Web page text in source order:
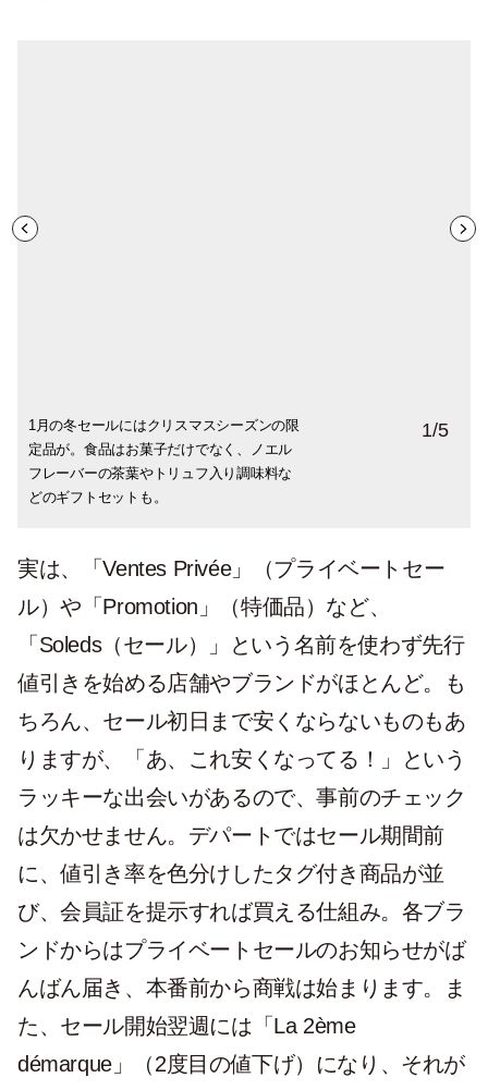
1月の冬セールにはクリスマスシーズンの限
定品が。食品はお菓子だけでなく、ノエル
フレーバーの茶葉やトリュフ入り調味料な
どのギフトセットも。
先行割引がないブランドは、セール初日に
朝から列が。入店制限がかかる所もあり、
人気ブランドはやはり早いもの勝ち。
さまざまな値引き合戦が行われるので、最
初から60%オフというものも。消費者には
嬉しいですが…。
夏だ、海だ、バカンスだ！ということで水
着ももちろんセール対象品。ちなみにフラ
ンスはビキニ派が多いような気がします。
セールが始まると、色だけで表示されてい
たタグに割引率がついたシールがぺたり。
1/5
実は、「Ventes Privée」（プライベートセー
ル）や「Promotion」（特価品）など、
「Soleds（セール）」という名前を使わず先行
値引きを始める店舗やブランドがほとんど。も
ちろん、セール初日まで安くならないものもあ
りますが、「あ、これ安くなってる！」という
ラッキーな出会いがあるので、事前のチェック
は欠かせません。デパートではセール期間前
に、値引き率を色分けしたタグ付き商品が並
び、会員証を提示すれば買える仕組み。各ブラ
ンドからはプライベートセールのお知らせがば
んばん届き、本番前から商戦は始まります。ま
た、セール開始翌週には「La 2ème
démarque」（2度目の値下げ）になり、それが